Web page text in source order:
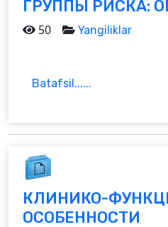
ГРУППЫ РИСКА:
50 Yangiliklar
Batafsil......
КЛИНИКО-
ОСОБЕННОСТИ